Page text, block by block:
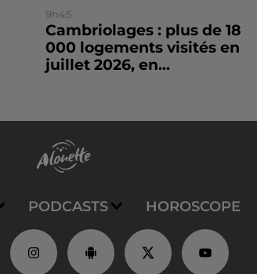
9h45
Cambriolages : plus de 18
000 logements visités en
juillet 2026, en...
PODCASTS HOROSCOPE